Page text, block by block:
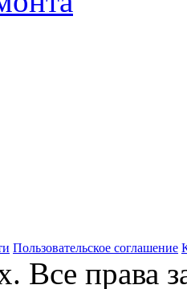
Пользовательское соглашение
Все права